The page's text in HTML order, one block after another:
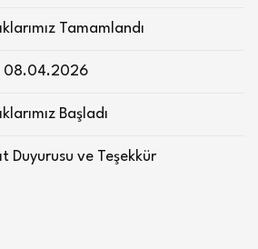
Tamamlandı
08.04.2026
Başladı
Duyurusu ve Teşekkür